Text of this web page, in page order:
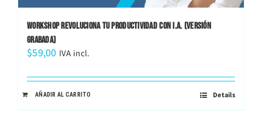
WORKSHOP REVOLUCIONA TU PRODUCTIVIDAD CON I.A. (VERSIÓN
GRABADA)
$59,00 IVA incl.
AÑADIR AL CARRITO Details